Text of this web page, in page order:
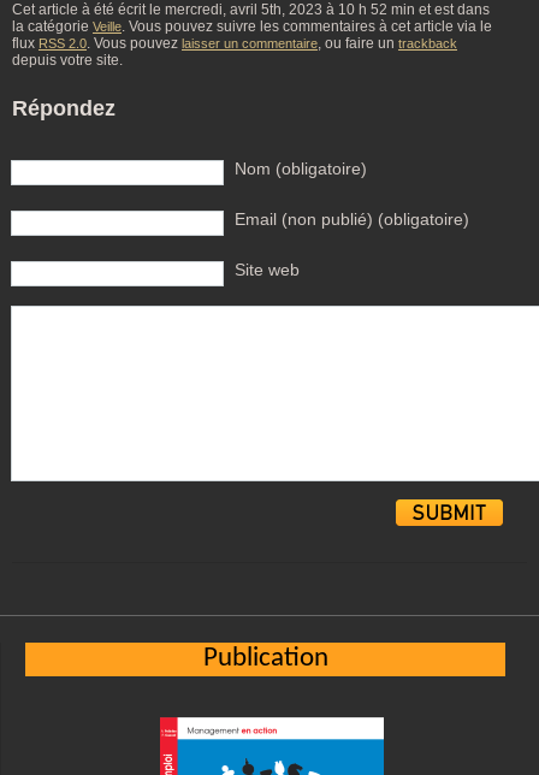
Cet article à été écrit le mercredi, avril 5th, 2023 à 10 h 52 min et est dans
la catégorie Veille. Vous pouvez suivre les commentaires à cet article via le
flux RSS 2.0. Vous pouvez laisser un commentaire, ou faire un trackback
depuis votre site.
Répondez
Nom (obligatoire)
Email (non publié) (obligatoire)
Site web
Publication